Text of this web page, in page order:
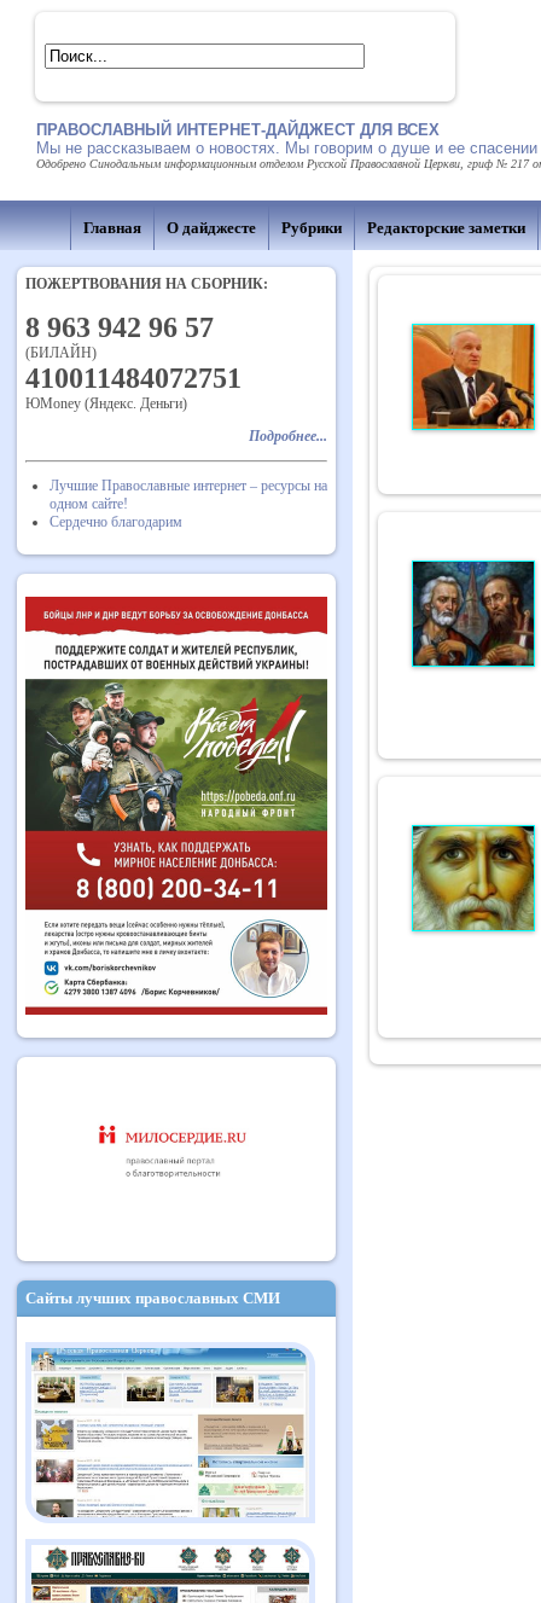
ПРАВОСЛАВНЫЙ ИНТЕРНЕТ-ДАЙДЖЕСТ ДЛЯ ВСЕХ
Мы не рассказываем о новостях. Мы говорим о душе и ее спасении
Одобрено Синодальным информационным отделом Русской Православной Церкви, гриф № 217
Главная О дайджесте Рубрики Редакторские заметки
ПОЖЕРТВОВАНИЯ НА СБОРНИК:
8 963 942 96 57
(БИЛАЙН)
410011484072751
ЮMoney (Яндекс. Деньги)
Подробнее...
Лучшие Православные интернет – ресурсы на
одном сайте!
Сердечно благодарим
Сайты лучших православных СМИ